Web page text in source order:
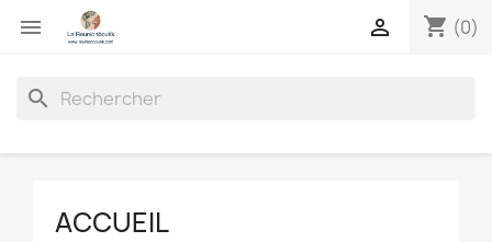
 shopping_cart (0)

search
ACCUEIL